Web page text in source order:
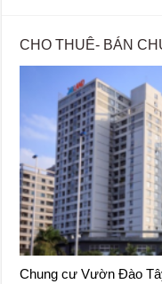
CHO THUÊ- BÁN
Chung cư Vườn Đào